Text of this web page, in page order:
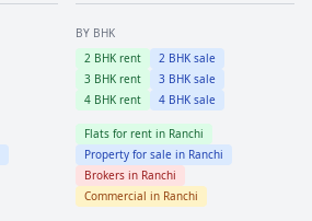
BY BHK
2 BHK rent 2 BHK sale
3 BHK rent 3 BHK sale
4 BHK rent 4 BHK sale
Flats for rent in Ranchi
Property for sale in Ranchi
Brokers in Ranchi
Commercial in Ranchi